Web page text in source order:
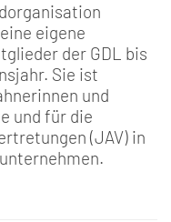
eigene
der GDL bis
Sie ist
und
und für die
(JAV) in